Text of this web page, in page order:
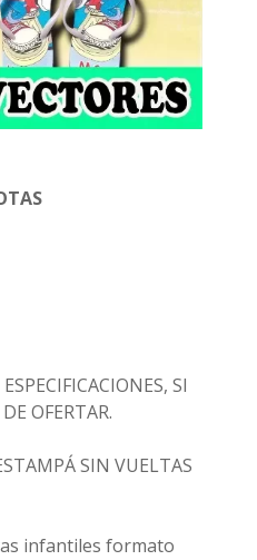
SI
OFERTAR.
SIN VUELTAS
infantiles formato